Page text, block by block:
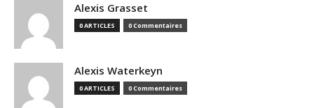
Alexis Grasset
0 ARTICLES 0 Commentaires
Alexis Waterkeyn
0 ARTICLES 0 Commentaires